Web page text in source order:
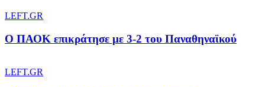
LEFT.GR
Ο ΠΑΟΚ επικράτησε με 3-2 του Παναθηναϊκού
LEFT.GR